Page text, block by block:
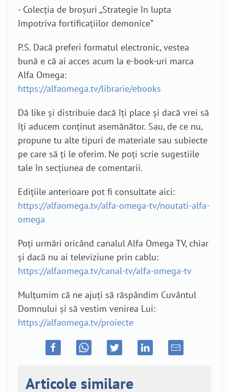
- Colecția de broșuri „Strategie în lupta
împotriva fortificațiilor demonice”
P.S. Dacă preferi formatul electronic, vestea
bună e că ai acces acum la e-book-uri marca
Alfa Omega:
https://alfaomega.tv/librarie/ebooks
Dă like și distribuie dacă îți place și dacă vrei să
îți aducem conținut asemănător. Sau, de ce nu,
propune tu alte tipuri de materiale sau subiecte
pe care să ți le oferim. Ne poți scrie sugestiile
tale în secțiunea de comentarii.
Edițiile anterioare pot fi consultate aici:
https://alfaomega.tv/alfa-omega-tv/noutati-alfa-
omega
Poți urmări oricând canalul Alfa Omega TV, chiar
și dacă nu ai televiziune prin cablu:
https://alfaomega.tv/canal-tv/alfa-omega-tv
Mulțumim că ne ajuți să răspândim Cuvântul
Domnului și să vestim venirea Lui:
https://alfaomega.tv/proiecte
Articole similare